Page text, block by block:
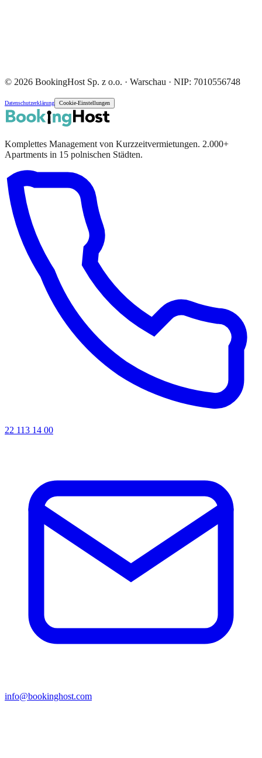
© 2026 BookingHost Sp. z o.o. · Warschau · NIP: 7010556748
Datenschutzerklärung Cookie-Einstellungen
Komplettes Management von Kurzzeitvermietungen. 2.000+
Apartments in 15 polnischen Städten.
22 113 14 00
info@bookinghost.com